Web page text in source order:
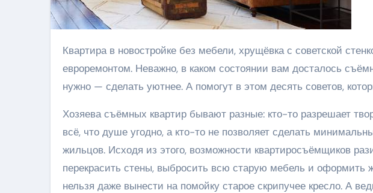
Квартира в новостройке без мебели, хрущёвка с советской стенкой или вариант со свежим
евроремонтом. Неважно, в каком состоянии вам досталось
нужно — сделать уютнее. А помогут в этом десять советов,
Хозяева съёмных квартир бывают разные: кто-то разрешает
всё, что душе угодно, а кто-то не позволяет сделать
жильцов. Исходя из этого, возможности квартиросъёмщиков
перекрасить стены, выбросить всю старую мебель и оформить
нельзя даже вынести на помойку старое скрипучее кресло. А